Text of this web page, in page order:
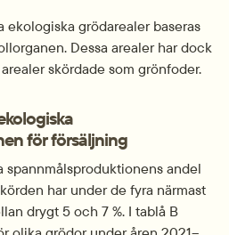
ekologiska grödarealer baseras
Dessa arealer har dock
skördade som grönfoder.
för försäljning
spannmålsproduktionens andel
har under de fyra närmast
drygt 5 och 7 %. I tablå B